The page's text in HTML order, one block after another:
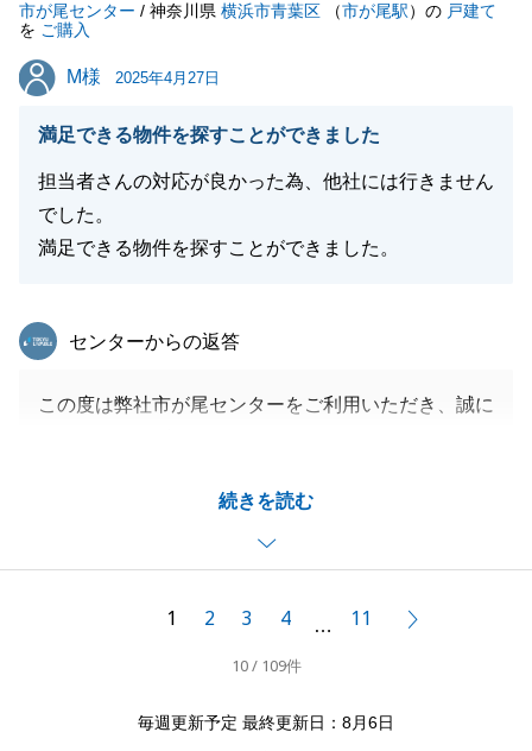
ートさせていただきます。
これからも私に任せてよかったと思っていただけるよ
う、一層精進してまいります。
市が尾センター / 神奈川県 横浜市青葉区 （市が尾駅）の 戸建て
を ご購入
M様
M様 2025年4月27日
満足できる物件を探すことができました
担当者さんの対応が良かった為、他社には行きません
でした。
満足できる物件を探すことができました。
続きを読む
東急リバブル
センターからの返答
この度は弊社市が尾センターをご利用いただき、誠に
ましたが、最終的に気に入っていただける不動産が見
つかり大変嬉しく思っております。
ご入居後もご質問等がございましたらお気軽にご相談
新生活がより良いものになるよう願っております。
1 2 3 4 … 11
10 / 109件
毎週更新予定 最終更新日：8月6日